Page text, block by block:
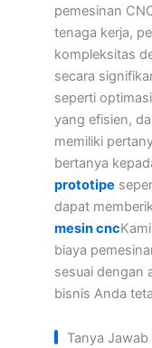
pemesinan
tenaga kerja,
kompleksitas
secara
seperti
yang efisien,
memiliki
bertanya
prototipe
dapat
mesin cnc
biaya
sesuai dengan
bisnis Anda
Tanya Jawab